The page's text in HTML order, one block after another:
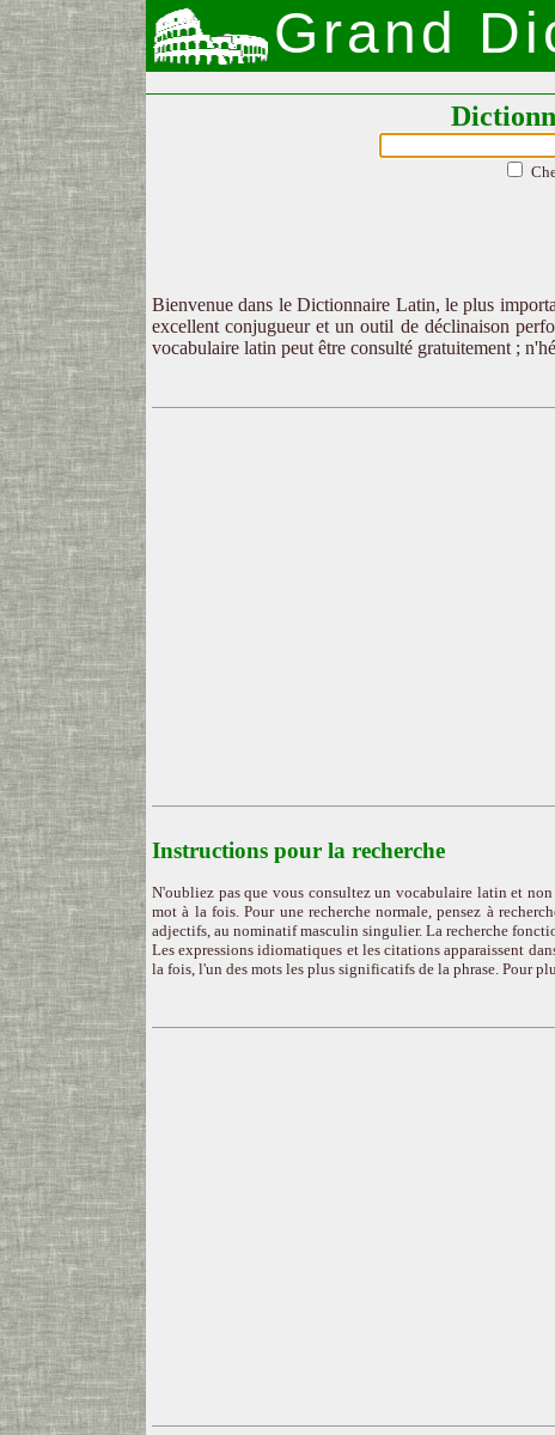
Grand
Bienvenue dans le Dictionnaire Latin, le plus
excellent conjugueur et un outil de déclinaison
vocabulaire latin peut être consulté gratuitement ;
Instructions pour la recherche
N'oubliez pas que vous consultez un vocabulaire latin et
mot à la fois. Pour une recherche normale, pensez à
adjectifs, au nominatif masculin singulier. La recherche
Les expressions idiomatiques et les citations apparaissent
la fois, l'un des mots les plus significatifs de la phrase. Pour